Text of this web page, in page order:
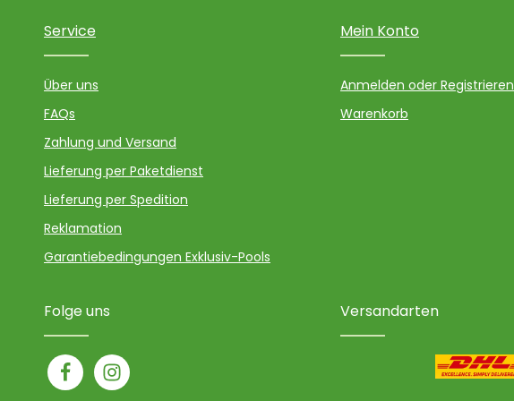
Service
Über uns
FAQs
Zahlung und Versand
Lieferung per Paketdienst
Lieferung per Spedition
Reklamation
Garantiebedingungen Exklusiv-Pools
Mein Konto
Anmelden oder Registrieren
Warenkorb
Folge uns Versandarten